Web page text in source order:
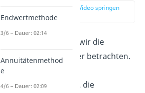
zur Stelle im Video springen
(00:38)
Im Folgenden wollen wir die
Finanzanalyse genauer betrachten.
Sie lässt sich in die
Fundamentalanalyse , die
Endwertmethode
3/6 – Dauer: 02:14
Annuitätenmethod
e
4/6 – Dauer: 02:09